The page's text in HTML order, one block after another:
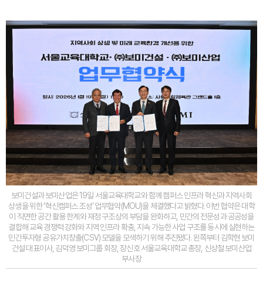
보미건설과 보미산업은 19일 서울교육대학교와 함께 캠퍼스 인프라 혁신과 지역사회
상생을 위한 ‘혁신캠퍼스 조성’ 업무협약(MOU)을 체결했다고 밝혔다. 이번 협약은 대학
이 직면한 공간 활용 한계와 재정 구조상의 부담을 완화하고, 민간의 전문성과 공공성을
결합해 교육 경쟁력 강화와 지역 인프라 확충, 지속 가능한 사업 구조를 동시에 실현하는
민간투자형 공유가치창출(CSV) 모델을 모색하기 위해 추진됐다. 왼쪽부터 김학현 보미
건설 대표이사, 김덕영 보미그룹 회장, 장신호 서울교육대학교 총장, 신상철 보미산업
부사장